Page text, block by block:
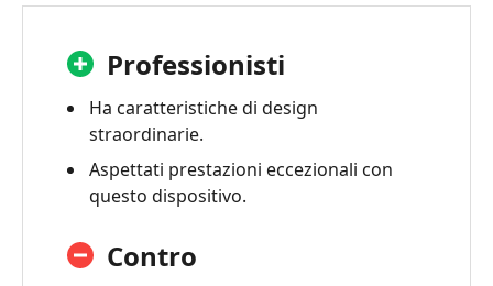
Professionisti
Ha caratteristiche di design
straordinarie.
Aspettati prestazioni eccezionali con
questo dispositivo.
Contro